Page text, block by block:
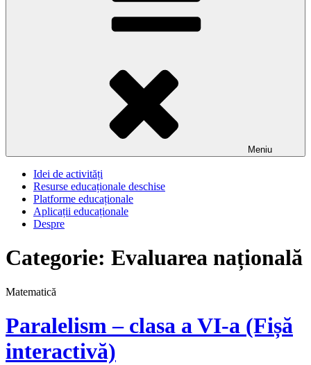
Meniu
Idei de activități
Resurse educaționale deschise
Platforme educaționale
Aplicații educaționale
Despre
Categorie: Evaluarea națională
Matematică
Paralelism – clasa a VI-a (Fișă
interactivă)